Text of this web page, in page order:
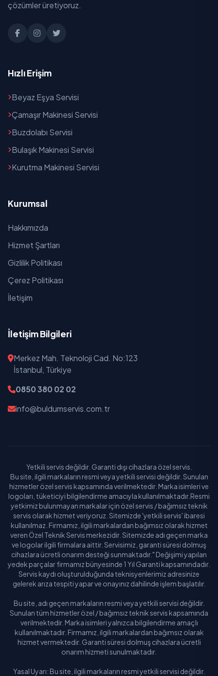
Saha
Şıhlar
Sultan
Ziraat
çözümler üretiyoruz.
Hızlı Erişim
Beyaz Eşya Servisi
Çamaşır Makinesi Servisi
Buzdolabı Servisi
Bulaşık Makinesi Servisi
Kurutma Makinesi Servisi
Kurumsal
Hakkımızda
Hizmet Şartları
Gizlilik Politikası
Çerez Politikası
İletişim
İletişim Bilgileri
Merkez Mah. Teknoloji Cad. No:123
İstanbul, Türkiye
0850 380 02 02
info@buldumservis.com.tr
Yetkili servis değildir. Garanti dışı cihazlara özel servis.
Bu site, ilgili markaların resmi veya yetkili servisi değildir. Sunulan
hizmetler özel servis kapsamında verilmektedir. Marka isimleri ve
logoları, tüketiciyi bilgilendirme amacıyla kullanılmaktadır.Resmi
yetkimiz bulunmayan markalar için özel servis / bağımsız teknik
servis olarak hizmet veriyoruz. Sitemizde 'yetkili servis' ibaresi
kullanılmaz. Firmamız, ilgili markalardan bağımsız olarak hizmet
veren Özel Teknik Servis merkezidir. Sitemizde adı geçen marka
ve logolar ilgili firmalara aittir. Servisimiz, garanti süresi dolmuş
cihazlara ücretli onarım desteği sunmaktadır." Değişimi yapılan
yedek parçalar firmamız bünyesinde 1 Yıl Garanti kapsamındadır.
Servis kaydı oluşturulduğunda teknisyenlerimiz adresinize
gelerek arıza tespiti yapar ve onayınız dahilinde işlem başlatılır.
Bu site, adı geçen markaların resmi veya yetkili servisi değildir.
Sunulan tüm hizmetler özel / bağımsız teknik servis kapsamında
verilmektedir. Marka isimleri yalnızca bilgilendirme amaçlı
kullanılmaktadır. Firmamız, ilgili markalardan bağımsız olarak
hizmet vermektedir. Garanti süresi dolmuş cihazlara ücretli
onarım hizmeti sunulmaktadır.
Yasal Uyarı: Bu site, ilgili markaların resmi yetkili servisi değildir.